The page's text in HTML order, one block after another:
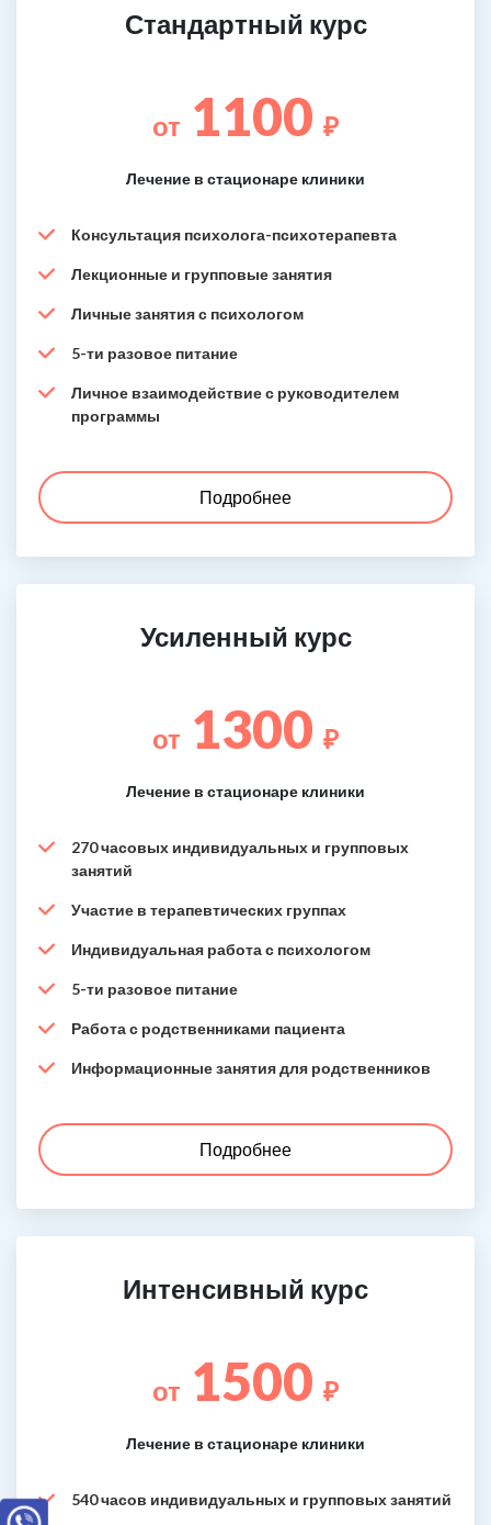
Стандартный курс
от 1100 ₽
Лечение в стационаре клиники
Консультация психолога-психотерапевта
Лекционные и групповые занятия
Личные занятия с психологом
5-ти разовое питание
Личное взаимодействие с руководителем
программы
Подробнее
Усиленный курс
от 1300 ₽
Лечение в стационаре клиники
270 часовых индивидуальных и групповых
занятий
Участие в терапевтических группах
Индивидуальная работа с психологом
5-ти разовое питание
Работа с родственниками пациента
Информационные занятия для родственников
Подробнее
Интенсивный курс
от 1500 ₽
Лечение в стационаре клиники
540 часов индивидуальных и групповых занятий